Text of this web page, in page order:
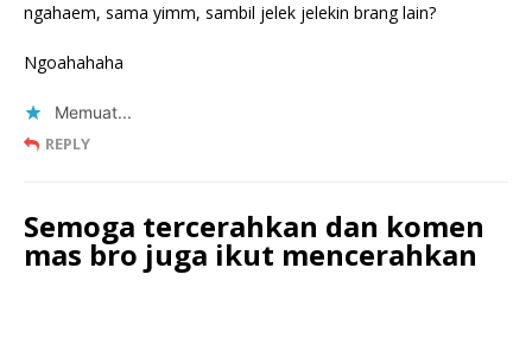
ngahaem, sama yimm, sambil jelek jelekin brang lain?
Ngoahahaha
Memuat...
REPLY
Semoga tercerahkan dan komen
mas bro juga ikut mencerahkan